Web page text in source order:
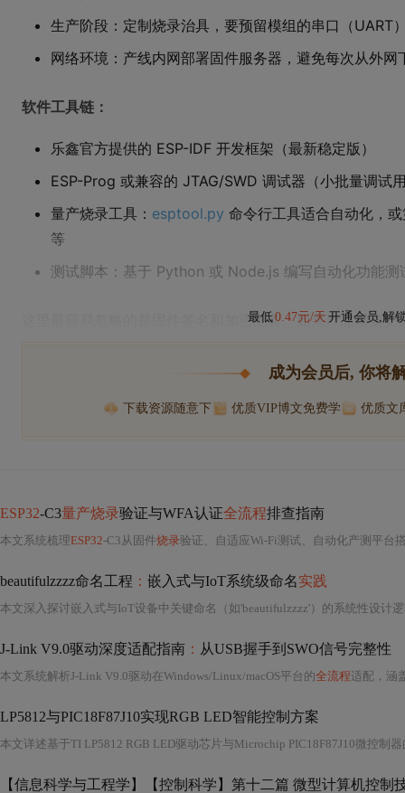
生产阶段：定制烧录治具，要预留模组的串口（UART
网络环境：产线内网部署固件服务器，避免每次从外网
软件工具链：
乐鑫官方提供的 ESP-IDF 开发框架（最新稳定版）
ESP-Prog 或兼容的 JTAG/SWD 调试器（小批量调试
量产烧录工具： esptool.py 命令行工具适合自动化，
等
测试脚本：基于 Python 或 Node.js 编写自动化功能测
这里最容易忽略的是固件签名和加密配置。如果产品需要
最低0.47元/天 开通会员,解
成为会员后, 你将
下载资源随意下 优质VIP博文免费学 优质文
ESP32-C3量产烧录验证与WFA认证全流程排查指南
本文系统梳理ESP32-C3从固件烧录验证、自适应Wi-Fi测试、自动化产测平台搭建到
beautifulzzzz命名工程 ： 嵌入式与IoT系统级命名实践
J-Link V9.0驱动深度适配指南 ： 从USB握手到SWO信号完整性
本文系统解析J-Link V9.0驱动在Windows/Linux/macOS平台的全流程适配，涵盖USB物理层
LP5812与PIC18F87J10实现RGB LED智能控制方案
【信息科学与工程学】【控制科学】第十二篇 微型计算机控制